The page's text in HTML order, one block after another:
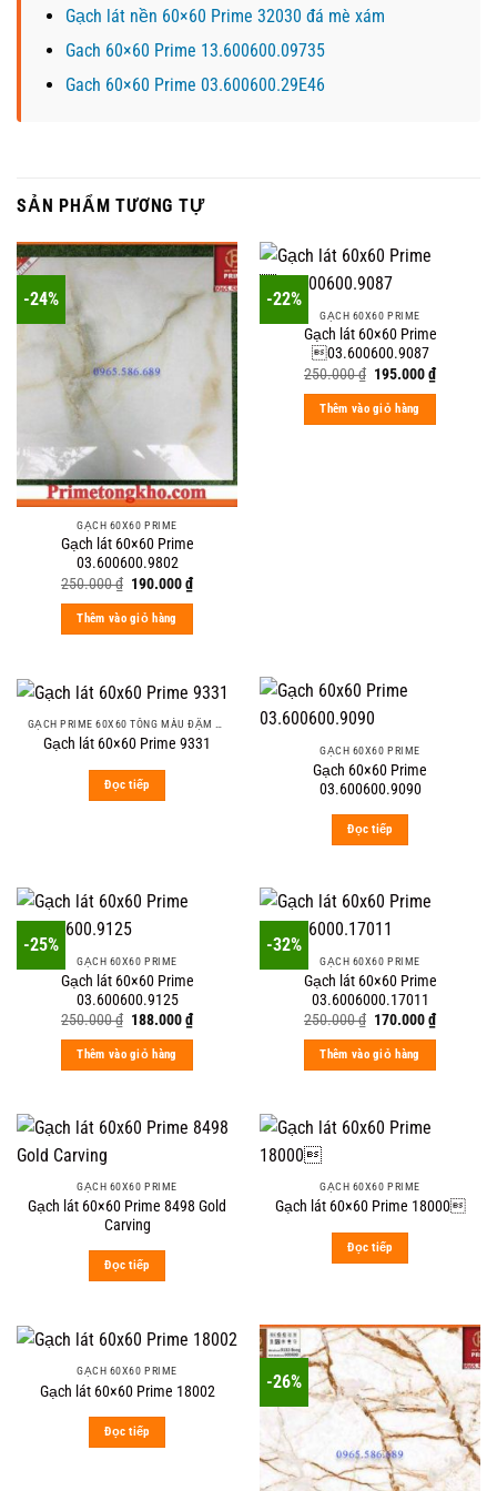
Gạch lát nền 60×60 Prime 32030 đá mè xám
Gach 60×60 Prime 13.600600.09735
Gach 60×60 Prime 03.600600.29E46
SẢN PHẨM TƯƠNG TỰ
-24%
GẠCH 60X60 PRIME
Gạch lát 60×60 Prime
03.600600.9802
250.000₫ Original
was:
250.000 ₫.
190.000₫Current
price
Thêm vào giỏ hàng
-22%
GẠCH 60X60 PRIME
Gạch lát 60×60 Prime
03.600600.9087
250.000₫ Original
was:
250.000 ₫.
195.000₫Current
price
Thêm vào giỏ hàng
Gạch lát 60×60 Prime 9331
Đọc tiếp
GẠCH 60X60 PRIME
Gạch 60×60 Prime
03.600600.9090
Đọc tiếp
-25%
GẠCH 60X60 PRIME
Gạch lát 60×60 Prime
03.600600.9125
250.000₫ Original
was:
250.000 ₫.
188.000₫Current
price
Thêm vào giỏ hàng
-32%
GẠCH 60X60 PRIME
Gạch lát 60×60 Prime
03.6006000.17011
250.000₫ Original
was:
250.000 ₫.
170.000₫Current
price
Thêm vào giỏ hàng
GẠCH 60X60 PRIME
Gạch lát 60×60 Prime 8498 Gold
Carving
Đọc tiếp
GẠCH 60X60 PRIME
Gạch lát 60×60 Prime 18000
Đọc tiếp
GẠCH 60X60 PRIME
Gạch lát 60×60 Prime 18002
Đọc tiếp
-26%